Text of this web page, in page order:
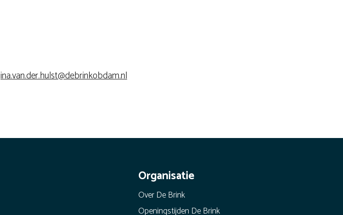
ina.van.der.hulst@debrinkobdam.nl
Organisatie
Over De Brink
Openingstijden De Brink